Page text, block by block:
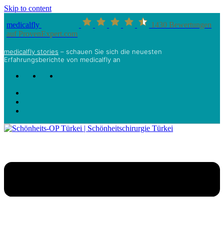
Skip to content
medicalfly
1430 Bewertungen
auf ProvenExpert.com
medicalfly stories – schauen Sie sich die neuesten
Erfahrungsberichte von medicalfly an